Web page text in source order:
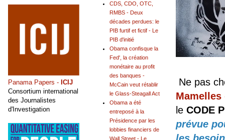
Ne pas
Mamelles
le CODE
prévue
CDS, CDO, OTC,
RMBS - Deux
décades perdues: le
PIB furtif et fictif - Le
PIB d'initié
Obama confisque la
Fed', la création
monétaire au profit
des banques -
McCain veut rétablir
le Glass-Steagall Act
Obama a été
entreposé à la
Présidence par les
lobbies financiers de
Wall Street - Le
Panama Papers - ICIJ
Consortium international
des Journalistes
d'Investigation